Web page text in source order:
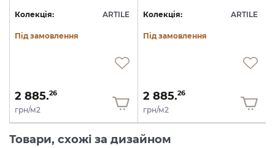
Колекція: ARTILE
Під замовлення
2 885.26
грн/м2
Колекція: ARTILE
Під замовлення
2 885.26
грн/м2
Товари, схожі за дизайном